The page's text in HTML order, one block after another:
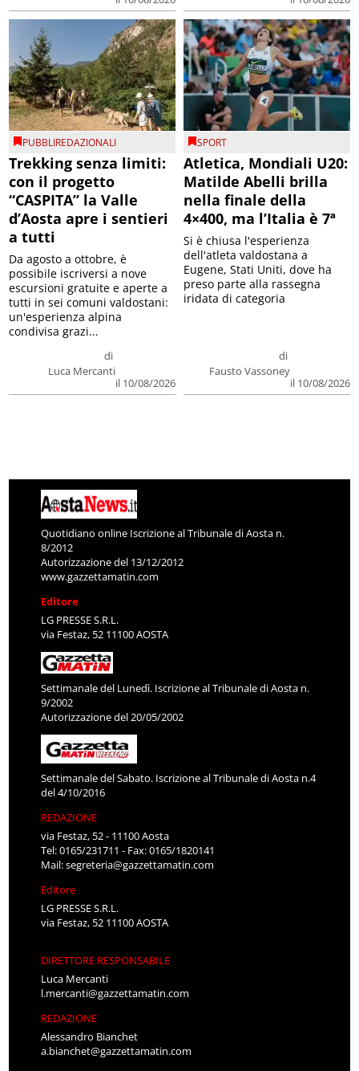
PUBBLIREDAZIONALI
Trekking senza limiti:
con il progetto
“CASPITA” la Valle
d’Aosta apre i sentieri
a tutti
di
Luca Mercanti
il 10/08/2026
Da agosto a ottobre, è
possibile iscriversi a nove
escursioni gratuite e aperte a
tutti in sei comuni valdostani:
un'esperienza alpina
condivisa grazi...
SPORT
Atletica, Mondiali U20:
Matilde Abelli brilla
nella finale della
4×400, ma l’Italia è 7ª
di
Fausto Vassoney
il 10/08/2026
Si è chiusa l'esperienza
dell'atleta valdostana a
Eugene, Stati Uniti, dove ha
preso parte alla rassegna
iridata di categoria
Quotidiano online Iscrizione al Tribunale di Aosta n.
8/2012
Autorizzazione del 13/12/2012
www.gazzettamatin.com
Editore
LG PRESSE S.R.L.
via Festaz, 52 11100 AOSTA
Settimanale del Lunedì. Iscrizione al Tribunale di Aosta n.
9/2002
Autorizzazione del 20/05/2002
Settimanale del Sabato. Iscrizione al Tribunale di Aosta n.4
del 4/10/2016
REDAZIONE
via Festaz, 52 - 11100 Aosta
Tel: 0165/231711 - Fax: 0165/1820141
Mail:segreteria@gazzettamatin.com
Editore
LG PRESSE S.R.L.
via Festaz, 52 11100 AOSTA
DIRETTORE RESPONSABILE
Luca Mercanti
l.mercanti@gazzettamatin.com
REDAZIONE
Alessandro Bianchet
a.bianchet@gazzettamatin.com